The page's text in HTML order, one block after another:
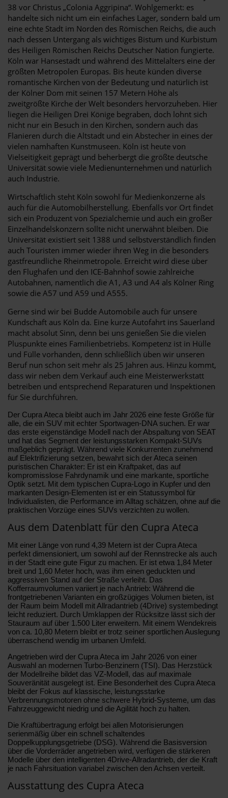
38 vor Christus „Colonia Aggripina“. Wohlgemerkt: es
handelte sich nicht um ein einfaches Lager, sondern bald um
eine echte Stadt im Norden des Römischen Reichs, die auch
nach dessen Untergang als wichtiges Bistum und Kurbistum
des Heiligen Römischen Reichs Deutscher Nation fungierte.
Köln war Hansestadt und während des Mittelalters eine der
größten Metropolen Europas. Bis heute künden diverse
romantische Kirchen von der Bedeutung und natürlich ist
der Kölner Dom mit seinen 157 Metern Höhe als
zweitgrößte Kirche der Welt besonders hervorzuheben. Hier
liegen die Heiligen Drei Könige begraben, doch lohnt sich
nicht nur ein Besuch in den Kirchen, sondern auch das
Flanieren durch die Altstadt und ein Abstecher in eines der
vielen namhaften Kunstmuseen. Köln ist heute von
Vielseitigkeit geprägt und beherbergt die größte deutsche
Universität sowie viele Medienunternehmen und natürlich
auch Industrie.
Wirtschaftlich steht Köln sowohl für Medienkonzerne als
auch für die Automobilherstellung. Ebenfalls vor Ort findet
sich ein Produzent von Spezialchemie und auch ein großer
Einzelhandelskonzern sollte nicht unerwähnt bleiben. Die
Universität existiert seit 1388 und selbstverständlich finden
auch Touristen immer wieder ihren Weg in die besonders
gastfreundliche Rheinmetropole. Erreicht wird diese über
den Flughafen und den ICE-Bahnhof sowie zahlreiche
Autobahnen, namentlich die A1, A3 und A4 als Kölner Ring
sowie die A57 und A59 und A555.
Gerne sind wir bei Budde Automobile auch für unsere
Kundschaft aus Köln da. Eine kurze Autofahrt ins Sauerland
macht absolut Sinn, denn bei uns genießen Sie die vielen
Pluspunkte eines Familienbetriebs. Kompetenz ist in Hülle
und Fülle vorhanden, denn schließlich üben wir unseren
Beruf nun schon seit mehr als 25 Jahren aus. Hinzu kommt,
dass wir neben dem Verkauf auch eine Meisterwerkstatt
betreiben und entsprechend Reparaturen und Inspektionen
für Sie durchführen.
Der Cupra Ateca bleibt auch im Jahr 2026 eine feste Größe für
alle, die ein SUV mit echter Sportwagen-DNA suchen. Er war
das erste eigenständige Modell nach der Abspaltung von SEAT
und hat das Segment der leistungsstarken Kompakt-SUVs
maßgeblich geprägt. Während viele Konkurrenten zunehmend
auf Elektrifizierung setzen, bewahrt sich der Ateca seinen
puristischen Charakter: Er ist ein Kraftpaket, das auf
kompromisslose Fahrdynamik und eine markante, sportliche
Optik setzt. Mit dem typischen Cupra-Logo in Kupfer und den
markanten Design-Elementen ist er ein Statussymbol für
Individualisten, die Performance im Alltag schätzen, ohne auf die
praktischen Vorzüge eines SUVs verzichten zu wollen.
Aus dem Datenblatt für den Cupra Ateca
Mit einer Länge von rund 4,39 Metern ist der Cupra Ateca
perfekt dimensioniert, um sowohl auf der Rennstrecke als auch
in der Stadt eine gute Figur zu machen. Er ist etwa 1,84 Meter
breit und 1,60 Meter hoch, was ihm einen geduckten und
aggressiven Stand auf der Straße verleiht. Das
Kofferraumvolumen variiert je nach Antrieb: Während die
frontgetriebenen Varianten ein großzügiges Volumen bieten, ist
der Raum beim Modell mit Allradantrieb (4Drive) systembedingt
leicht reduziert. Durch Umklappen der Rücksitze lässt sich der
Stauraum auf über 1.500 Liter erweitern. Mit einem Wendekreis
von ca. 10,80 Metern bleibt er trotz seiner sportlichen Auslegung
überraschend wendig im urbanen Umfeld.
Angetrieben wird der Cupra Ateca im Jahr 2026 von einer
Auswahl an modernen Turbo-Benzinern (TSI). Das Herzstück
der Modellreihe bildet das VZ-Modell, das auf maximale
Souveränität ausgelegt ist. Eine Besonderheit des Cupra Ateca
bleibt der Fokus auf klassische, leistungsstarke
Verbrennungsmotoren ohne schwere Hybrid-Systeme, um das
Fahrzeuggewicht niedrig und die Agilität hoch zu halten.
Die Kraftübertragung erfolgt bei allen Motorisierungen
serienmäßig über ein schnell schaltendes
Doppelkupplungsgetriebe (DSG). Während die Basisversion
über die Vorderräder angetrieben wird, verfügen die stärkeren
Modelle über den intelligenten 4Drive-Allradantrieb, der die Kraft
je nach Fahrsituation variabel zwischen den Achsen verteilt.
Ausstattung des Cupra Ateca